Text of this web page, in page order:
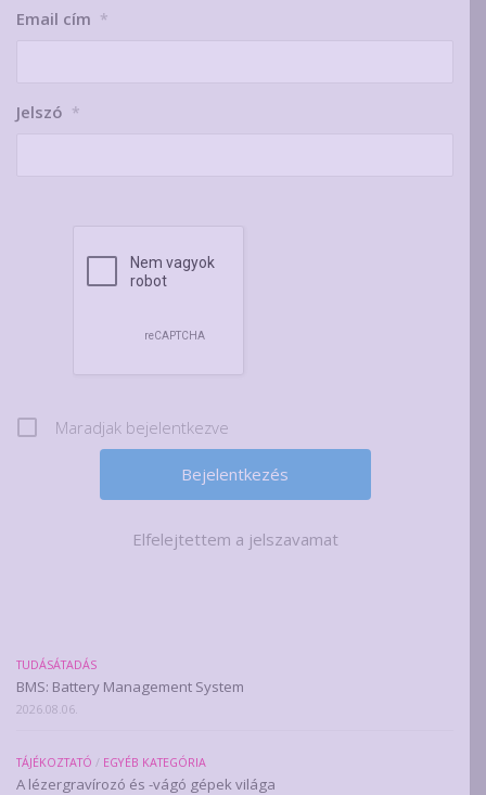
Email cím *
Jelszó *
Maradjak bejelentkezve
Elfelejtettem a jelszavamat
TUDÁSÁTADÁS
BMS: Battery Management System
2026.08.06.
TÁJÉKOZTATÓ / EGYÉB KATEGÓRIA
A lézergravírozó és -vágó gépek világa